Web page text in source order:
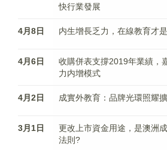
快行業發展
4月8日 内生增長乏力，在線教育才
4月6日
收購併表支撐2019年業績，
力内增模式
4月2日 成實外教育：品牌光環照耀
3月1日
更改上市資金用途，是澳洲
法則?